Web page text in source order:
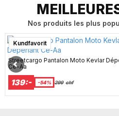
Nos produits les plus
Kundfavorit
Streetcargo Pantalon Moto Kevlar
Ce-Aa
139:- -54% 299 chf